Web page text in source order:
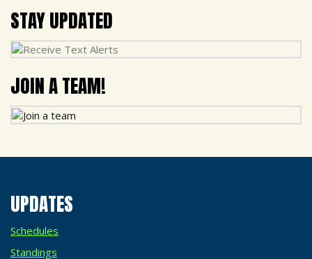
STAY UPDATED
JOIN A TEAM!
UPDATES
Schedules
Standings